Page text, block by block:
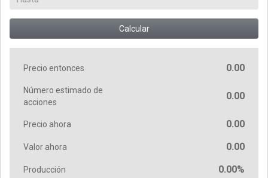
Calcular
Precio entonces 0.00
Número estimado de
acciones
0.00
Precio ahora 0.00
Valor ahora 0.00
Producción 0.00%